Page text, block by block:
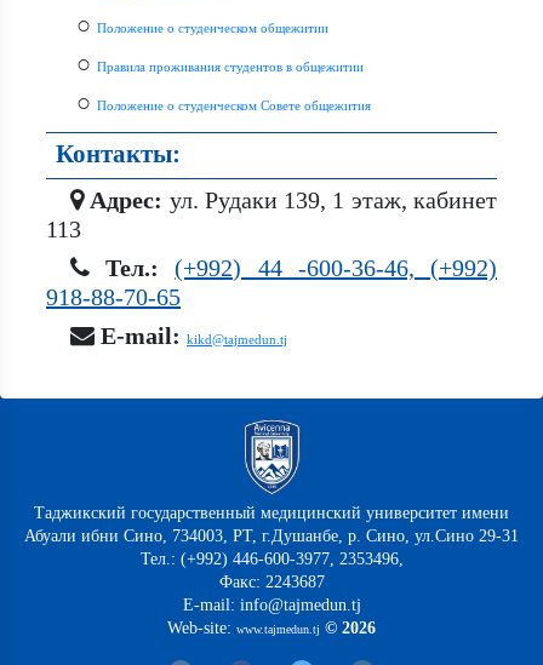
○ Положение о студенческом общежитии
○ Правила проживания студентов в общежитии
○ Положение о студенческом Совете общежития
Контакты:
Адрес: ул. Рудаки 139, 1 этаж, кабинет
113
Тел.:
(+992) 44 -600-36-46, (+992)
918-88-70-65
E-mail: kikd@tajmedun.tj
Таджикский государственный медицинский университет имени
Абуали ибни Сино, 734003, РТ, г.Душанбе, р. Сино, ул.Сино 29-31
Тел.: (+992) 446-600-3977, 2353496,
Факс: 2243687
E-mail: info@tajmedun.tj
Web-site: www.tajmedun.tj © 2026